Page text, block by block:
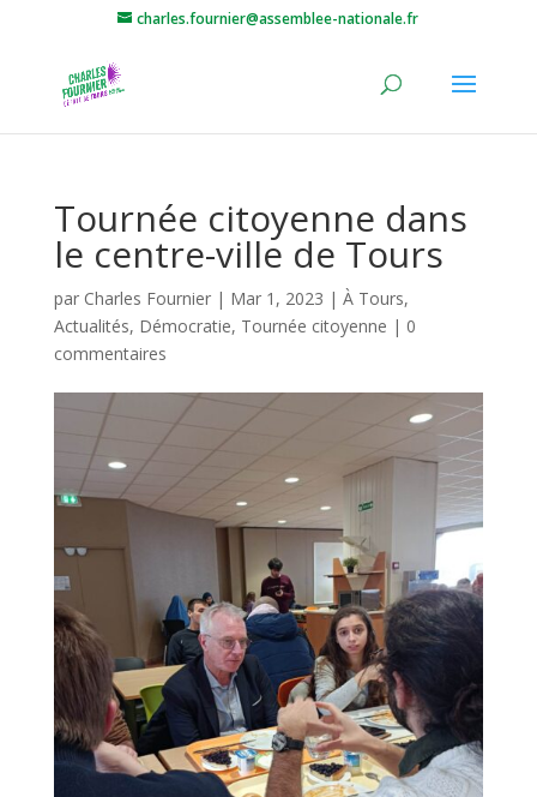
charles.fournier@assemblee-nationale.fr
Tournée citoyenne dans
le centre-ville de Tours
par Charles Fournier| Mar 1, 2023 | À Tours,
Actualités, Démocratie, Tournée citoyenne | 0
commentaires